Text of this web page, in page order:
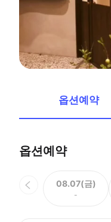
옵션예약
옵션예약
08.07(금)
-